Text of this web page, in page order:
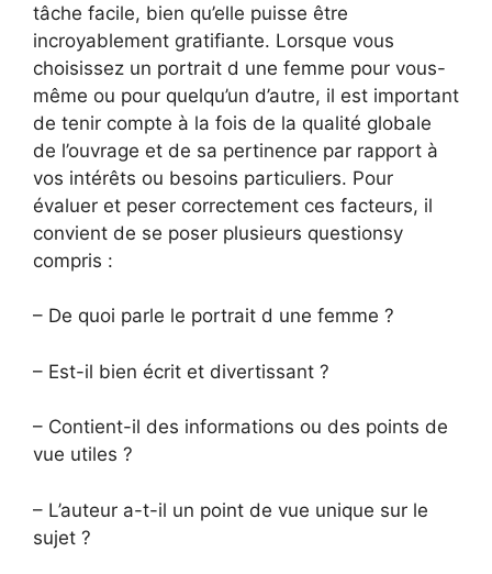
tâche facile, bien qu’elle puisse être
incroyablement gratifiante. Lorsque vous
choisissez un portrait d une femme pour vous-
même ou pour quelqu’un d’autre, il est important
de tenir compte à la fois de la qualité globale
de l’ouvrage et de sa pertinence par rapport à
vos intérêts ou besoins particuliers. Pour
évaluer et peser correctement ces facteurs, il
convient de se poser plusieurs questionsy
compris :
– De quoi parle le portrait d une femme ?
– Est-il bien écrit et divertissant ?
– Contient-il des informations ou des points de
vue utiles ?
– L’auteur a-t-il un point de vue unique sur le
sujet ?